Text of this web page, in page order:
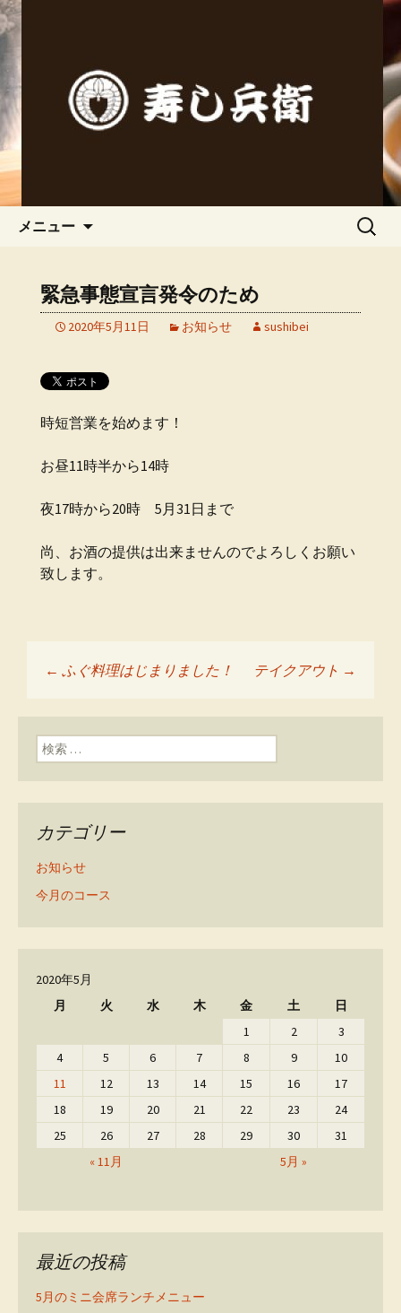
春日井市にある寿司処「寿し兵
衛（すしべえ）」のブログ
春日井市にある寿司処「寿し兵衛（す
しべえ）」の公式ブログです。
メニュー
検
緊急事態宣言発令のため
2020年5月11日 お知らせ sushibei
時短営業を始めます！
お昼11時半から14時
夜17時から20時 5月31日まで
尚、お酒の提供は出来ませんのでよろしくお願い
致します。
ン
← ふぐ料理はじまりました！ テイクアウト →
検索:
カテゴリー
お知らせ
今月のコース
2020年5月
月
火 水 木 金 土 日
« 11月 5月 »
1 2
3
4
5 6 7 8 9
10
11
12 13 14 15 16
17
18
19 20 21 22 23
24
25
26 27 28 29 30 31
最近の投稿
5月のミニ会席ランチメニュー